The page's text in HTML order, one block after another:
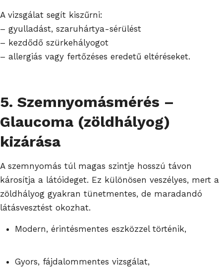
A vizsgálat segít kiszűrni:
– gyulladást, szaruhártya-sérülést
– kezdődő szürkehályogot
– allergiás vagy fertőzéses eredetű eltéréseket.
5. Szemnyomásmérés –
Glaucoma (zöldhályog)
kizárása
A szemnyomás túl magas szintje hosszú távon
károsítja a látóideget. Ez különösen veszélyes, mert a
zöldhályog gyakran tünetmentes, de maradandó
látásvesztést okozhat.
Modern, érintésmentes eszközzel történik,
Gyors, fájdalommentes vizsgálat,